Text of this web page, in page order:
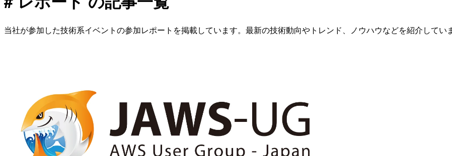
当社が参加した技術系イベントの参加レポートを掲載しています。最新の技術動向やトレンド、ノウハウなどを紹介してい